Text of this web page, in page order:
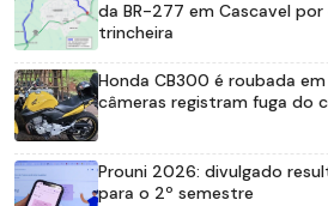
da BR-277 em Cascavel
trincheira
Honda CB300 é roubada
câmeras registram fuga do
Prouni 2026: divulgado
para o 2º semestre